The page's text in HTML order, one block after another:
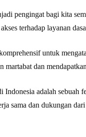
pengingat bagi kita
terhadap layanan
untuk
dan
adalah
sama dan dukungan